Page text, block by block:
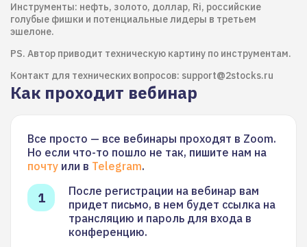
Инструменты: нефть, золото, доллар, Ri, российские
голубые фишки и потенциальные лидеры в третьем
эшелоне.
PS. Автор приводит техническую картину по инструментам.
Контакт для технических вопросов: support@2stocks.ru
Как проходит вебинар
Все просто — все вебинары проходят в Zoom.
Но если что-то пошло не так, пишите нам на
почту или в Telegram.
После регистрации на вебинар вам
придет письмо, в нем будет ссылка на
трансляцию и пароль для входа в
конференцию.